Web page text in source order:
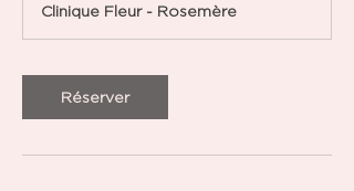
i
n
Clinique Fleur - Rosemère
Réserver